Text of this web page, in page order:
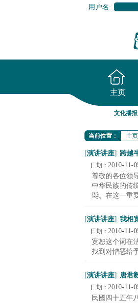
用户名:
主页
文化播报
当前位置： 主页
[演讲讲座] 跨越
日期： 2010-11-
尊敬的各位领
中华民族的传
诞。在这一重
[演讲讲座] 我相
日期： 2010-11-
宽恕这个词在
找到对憎恶给
[演讲讲座] 唐君
日期： 2010-11-
民國四十五年